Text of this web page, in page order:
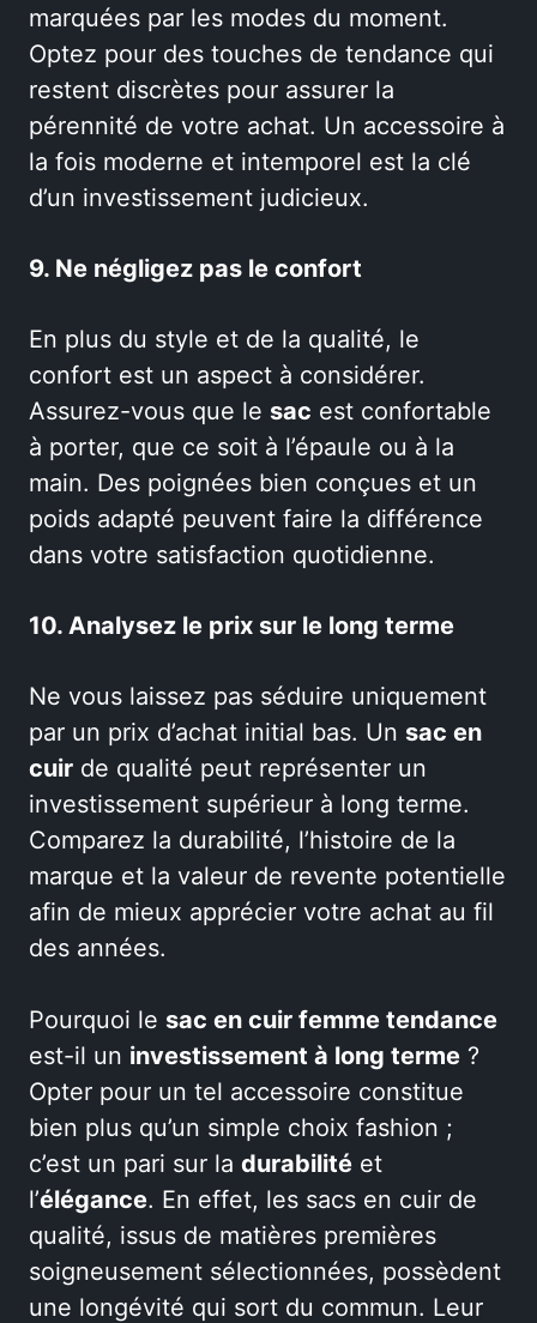
marquées par les modes du moment.
Optez pour des touches de tendance qui
restent discrètes pour assurer la
pérennité de votre achat. Un accessoire à
la fois moderne et intemporel est la clé
d’un investissement judicieux.
9. Ne négligez pas le confort
En plus du style et de la qualité, le
confort est un aspect à considérer.
Assurez-vous que le sac est confortable
à porter, que ce soit à l’épaule ou à la
main. Des poignées bien conçues et un
poids adapté peuvent faire la différence
dans votre satisfaction quotidienne.
10. Analysez le prix sur le long terme
Ne vous laissez pas séduire uniquement
par un prix d’achat initial bas. Un sac en
cuir de qualité peut représenter un
investissement supérieur à long terme.
Comparez la durabilité, l’histoire de la
marque et la valeur de revente potentielle
afin de mieux apprécier votre achat au fil
des années.
Pourquoi le sac en cuir femme tendance
est-il un investissement à long terme ?
Opter pour un tel accessoire constitue
bien plus qu’un simple choix fashion ;
c’est un pari sur la durabilité et
l’élégance. En effet, les sacs en cuir de
qualité, issus de matières premières
soigneusement sélectionnées, possèdent
une longévité qui sort du commun. Leur